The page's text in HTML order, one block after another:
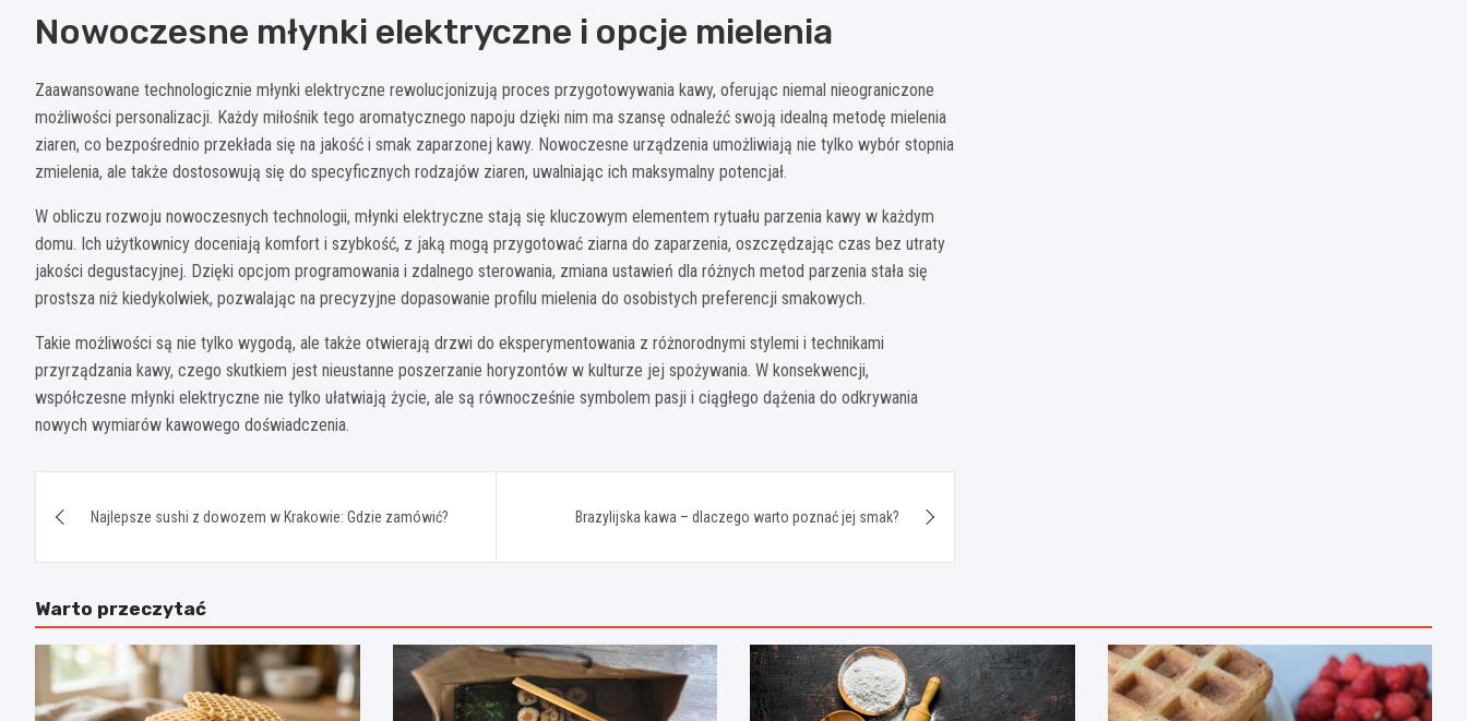
Nowoczesne młynki elektryczne i opcje mielenia
Zaawansowane technologicznie młynki elektryczne rewolucjonizują proces przygotowywania kawy, oferując niemal nieograniczone
możliwości personalizacji. Każdy miłośnik tego aromatycznego napoju dzięki nim ma szansę odnaleźć swoją idealną metodę mielenia
ziaren, co bezpośrednio przekłada się na jakość i smak zaparzonej kawy. Nowoczesne urządzenia umożliwiają nie tylko wybór stopnia
zmielenia, ale także dostosowują się do specyficznych rodzajów ziaren, uwalniając ich maksymalny potencjał.
W obliczu rozwoju nowoczesnych technologii, młynki elektryczne stają się kluczowym elementem rytuału parzenia kawy w każdym
domu. Ich użytkownicy doceniają komfort i szybkość, z jaką mogą przygotować ziarna do zaparzenia, oszczędzając czas bez utraty
jakości degustacyjnej. Dzięki opcjom programowania i zdalnego sterowania, zmiana ustawień dla różnych metod parzenia stała się
prostsza niż kiedykolwiek, pozwalając na precyzyjne dopasowanie profilu mielenia do osobistych preferencji smakowych.
Takie możliwości są nie tylko wygodą, ale także otwierają drzwi do eksperymentowania z różnorodnymi stylemi i technikami
przyrządzania kawy, czego skutkiem jest nieustanne poszerzanie horyzontów w kulturze jej spożywania. W konsekwencji,
współczesne młynki elektryczne nie tylko ułatwiają życie, ale są równocześnie symbolem pasji i ciągłego dążenia do odkrywania
nowych wymiarów kawowego doświadczenia.
wpisuNajlepsze sushi z dowozem w Krakowie: Gdzie zamówić? Brazylijska kawa – dlaczego warto poznać jej smak?
Warto przeczytać